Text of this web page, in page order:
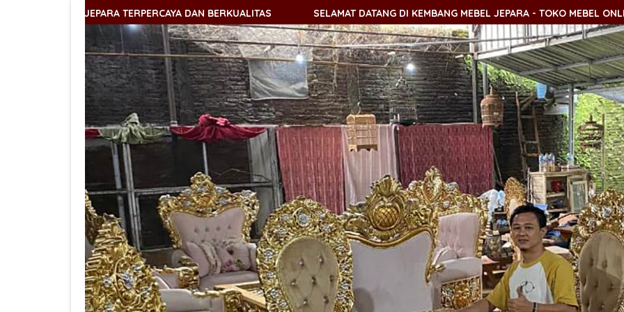
TERPERCAYA DAN BERKUALITAS SELAMAT DATANG DI KEMBANG MEBEL JEPARA - TOKO MEBEL ONLINE JEPARA
TERPERCAYA DAN BERKUALITAS SELAMAT DATANG DI KEMBANG MEBEL JEPARA - TOKO MEBEL ONLINE JEPARA
TERPERCAYA DAN BERKUALITAS SELAMAT DATANG DI KEMBANG MEBEL JEPARA - TOKO MEBEL ONLINE JEPARA